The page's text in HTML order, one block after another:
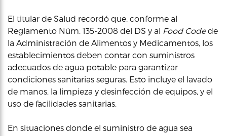
El titular de Salud recordó que, conforme al
Reglamento Núm. 135-2008 del DS y al Food Codede
la Administración de Alimentos y Medicamentos, los
establecimientos deben contar con suministros
adecuados de agua potable para garantizar
condiciones sanitarias seguras. Esto incluye el lavado
de manos, la limpieza y desinfección de equipos, y el
uso de facilidades sanitarias.
En situaciones donde el suministro de agua sea